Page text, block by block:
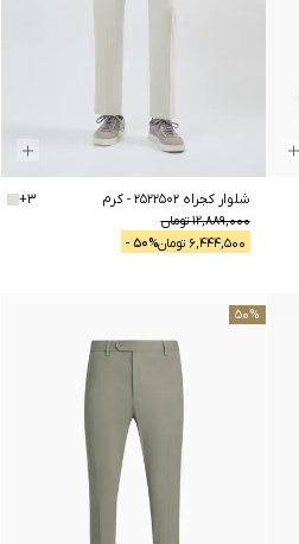
شلوار کجراه 2522502 -کرم
12,889,000تومان
6,444,500 تومان 50% -
+3
50%